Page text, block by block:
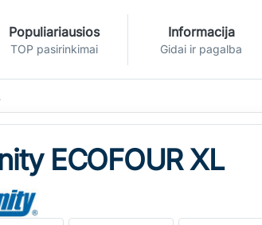
Populiariausios
TOP pasirinkimai
Informacija
Gidai ir pagalba
ECOFOUR XL